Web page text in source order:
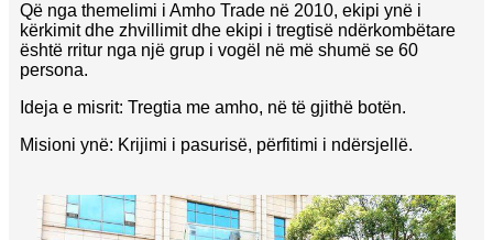
Që nga themelimi i Amho Trade në 2010, ekipi ynë i
kërkimit dhe zhvillimit dhe ekipi i tregtisë ndërkombëtare
është rritur nga një grup i vogël në më shumë se 60
persona.
Ideja e misrit: Tregtia me amho, në të gjithë botën.
Misioni ynë: Krijimi i pasurisë, përfitimi i ndërsjellë.